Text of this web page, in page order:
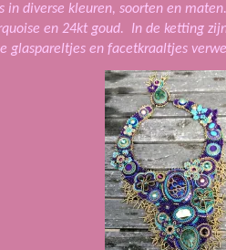
in diverse kleuren, soorten en
en 24kt goud. In de ketting
glaspareltjes en facetkraaltjes